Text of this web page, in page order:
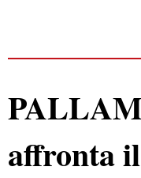
affronta